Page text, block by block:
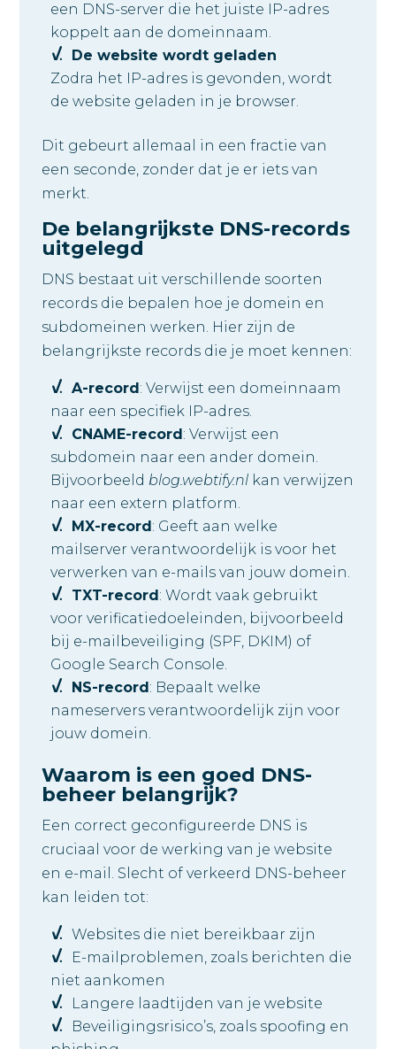
een DNS-server die het juiste IP-adres
koppelt aan de domeinnaam.
De website wordt geladen
Zodra het IP-adres is gevonden, wordt
de website geladen in je browser.
Dit gebeurt allemaal in een fractie van
een seconde, zonder dat je er iets van
merkt.
De belangrijkste DNS-records
uitgelegd
DNS bestaat uit verschillende soorten
records die bepalen hoe je domein en
subdomeinen werken. Hier zijn de
belangrijkste records die je moet kennen:
A-record: Verwijst een domeinnaam
naar een specifiek IP-adres.
CNAME-record: Verwijst een
subdomein naar een ander domein.
Bijvoorbeeld blog.webtify.nl kan verwijzen
naar een extern platform.
MX-record: Geeft aan welke
mailserver verantwoordelijk is voor het
verwerken van e-mails van jouw domein.
TXT-record: Wordt vaak gebruikt
voor verificatiedoeleinden, bijvoorbeeld
bij e-mailbeveiliging (SPF, DKIM) of
Google Search Console.
NS-record: Bepaalt welke
nameservers verantwoordelijk zijn voor
jouw domein.
Waarom is een goed DNS-
beheer belangrijk?
Een correct geconfigureerde DNS is
cruciaal voor de werking van je website
en e-mail. Slecht of verkeerd DNS-beheer
kan leiden tot:
Websites die niet bereikbaar zijn
E-mailproblemen, zoals berichten die
niet aankomen
Langere laadtijden van je website
Beveiligingsrisico’s, zoals spoofing en